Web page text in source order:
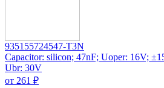
935155724547-T3N
Capacitor: silicon; 47nF; Uoper: 16V;
Ubr: 30V
от 261 ₽